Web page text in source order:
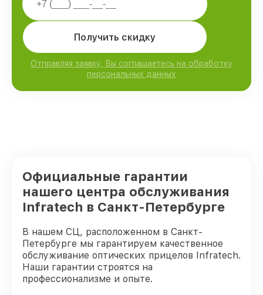
Получить скидку
Отправляя заявку, Вы соглашаетесь на обработку
персональных данных
Официальные гарантии
нашего центра обслуживания
Infratech в Санкт-Петербурге
В нашем СЦ, расположенном в Санкт-
Петербурге мы гарантируем качественное
обслуживание оптических прицелов Infratech.
Наши гарантии строятся на
профессионализме и опыте.